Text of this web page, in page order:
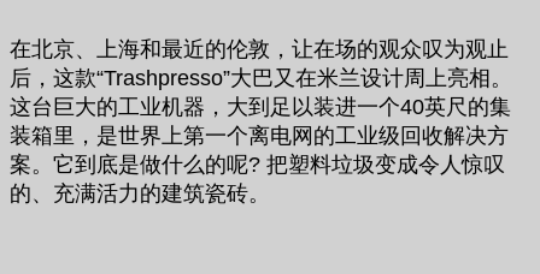
在北京、上海和最近的伦敦，让在场的观众叹为观止
后，这款“Trashpresso”大巴又在米兰设计周上亮相。
这台巨大的工业机器，大到足以装进一个40英尺的集
装箱里，是世界上第一个离电网的工业级回收解决方
案。它到底是做什么的呢? 把塑料垃圾变成令人惊叹
的、充满活力的建筑瓷砖。